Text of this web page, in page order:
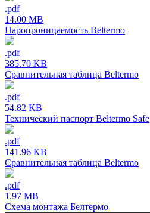
.pdf
14.00 MB
Паропроницаемость Beltermo
.pdf
385.70 KB
Сравнительная таблица Beltermo
.pdf
54.82 KB
Технический паспорт Beltermo Safe
.pdf
141.96 KB
Сравнительная таблица Beltermo
.pdf
1.97 MB
Схема монтажа Белтермо